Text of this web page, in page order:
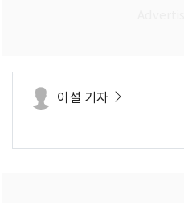
이설 기자